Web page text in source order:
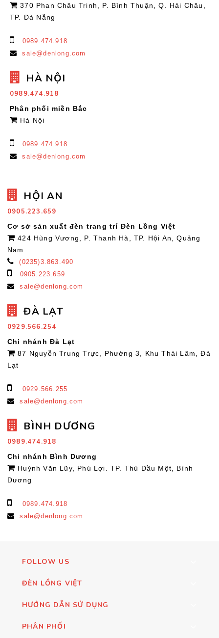
370 Phan Châu Trinh, P. Bình Thuận, Q. Hải Châu,
TP. Đà Nẵng
0989.474.918
sale@denlong.com
HÀ NỘI
0989.474.918
Phân phối miền Bắc
Hà Nội
0989.474.918
sale@denlong.com
HỘI AN
0905.223.659
Cơ sở sản xuất đèn trang trí Đèn Lồng Việt
424 Hùng Vương, P. Thanh Hà, TP. Hội An, Quảng
Nam
(0235)3.863.490
0905.223.659
sale@denlong.com
ĐÀ LẠT
0929.566.254
Chi nhánh Đà Lạt
87 Nguyễn Trung Trực, Phường 3, Khu Thái Lâm, Đà
Lạt
0929.566.255
sale@denlong.com
BÌNH DƯƠNG
0989.474.918
Chi nhánh Bình Dương
Huỳnh Văn Lũy, Phú Lợi. TP. Thủ Dầu Một, Bình
Dương
0989.474.918
sale@denlong.com
FOLLOW US
ĐÈN LỒNG VIỆT
HƯỚNG DẪN SỬ DỤNG
PHÂN PHỐI